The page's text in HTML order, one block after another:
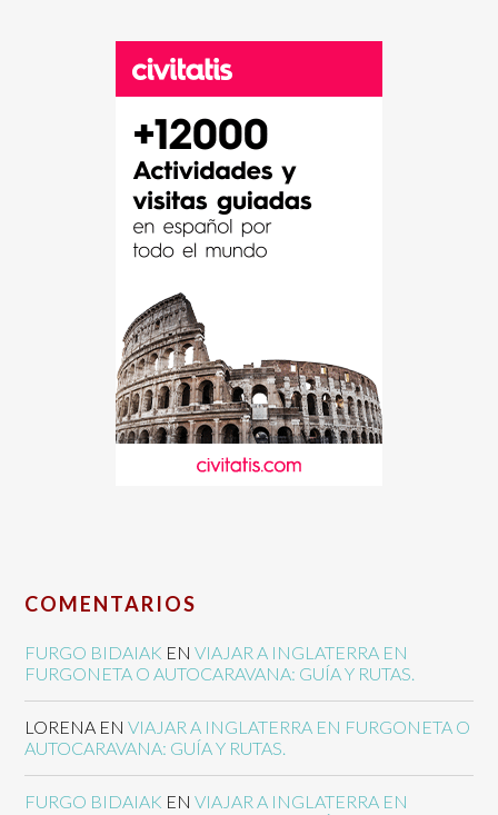
COMENTARIOS
FURGO BIDAIAK ENVIAJAR A INGLATERRA EN
FURGONETA O AUTOCARAVANA: GUÍA Y RUTAS.
LORENA ENVIAJAR A INGLATERRA EN FURGONETA O
AUTOCARAVANA: GUÍA Y RUTAS.
FURGO BIDAIAK ENVIAJAR A INGLATERRA EN